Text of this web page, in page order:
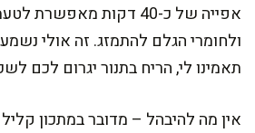
אפייה של כ-40 דקות
ולחומרי הגלם להתמזג. זה אולי
תאמינו לי, הריח בתנור יגרום לכם
אין מה להיבהל – מדובר במתכון